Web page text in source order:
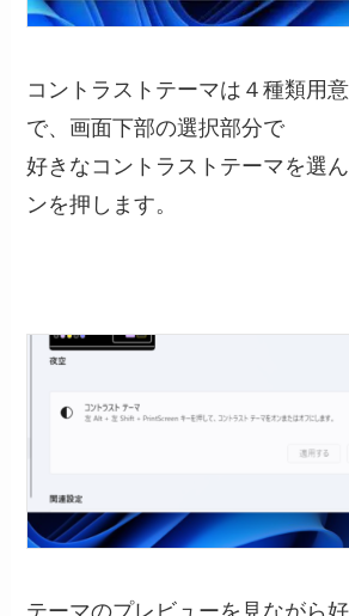
コントラストテーマは４種類用
で、画面下部の選択部分で
好きなコントラストテーマを選
ンを押します。
テーマのプレビューを見ながら